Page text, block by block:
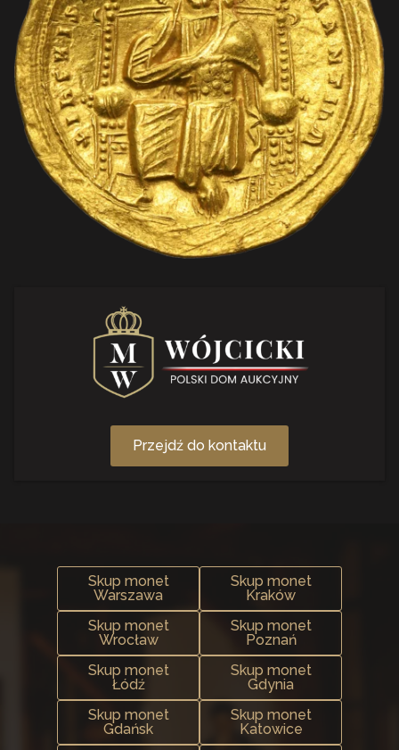
Przejdź do kontaktu
Skup monet
Warszawa
Skup monet
Kraków
Skup monet
Wrocław
Skup monet
Poznań
Skup monet
Łódź
Skup monet
Gdynia
Skup monet
Gdańsk
Skup monet
Katowice